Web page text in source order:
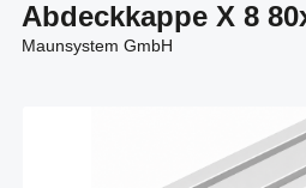
Abdeckkappe X 8
Maunsystem GmbH